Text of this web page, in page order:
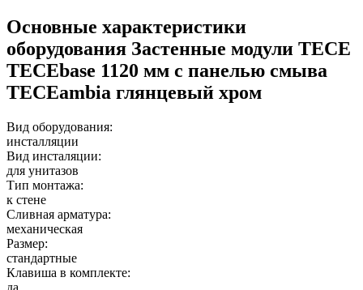
Основные характеристики
оборудования Застенные модули TECE
TECEbase 1120 мм c панелью смыва
ТЕСЕambia глянцевый хром
Вид оборудования:
инсталляции
Вид инсталяции:
для унитазов
Тип монтажа:
к стене
Сливная арматура:
механическая
Размер:
стандартные
Клавиша в комплекте:
да